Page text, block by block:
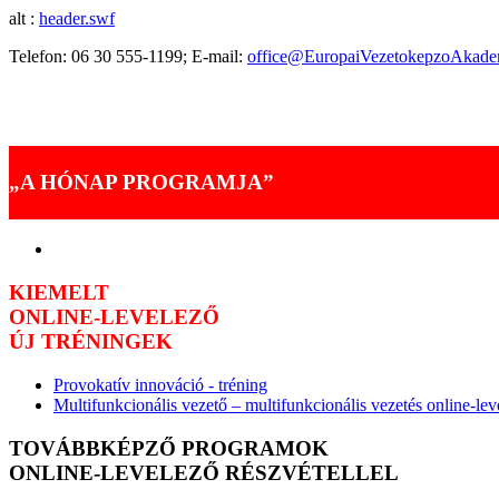
alt : header.swf
Telefon: 06 30 555-1199; E-mail:
„A HÓNAP PROGRAMJA”
KIEMELT
ONLINE-LEVELEZŐ
ÚJ TRÉNINGEK
Provokatív innováció - tréning
Multifunkcionális vezető – multifunkcionális vezetés online-
TOVÁBBKÉPZŐ PROGRAMOK
ONLINE-LEVELEZŐ RÉSZVÉTELLEL